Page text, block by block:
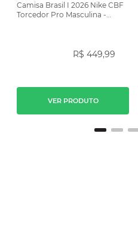
Camisa Brasil I 2026 Nike CBF
Torcedor Pro Masculina -
R$ 449,99
VER PRODUTO